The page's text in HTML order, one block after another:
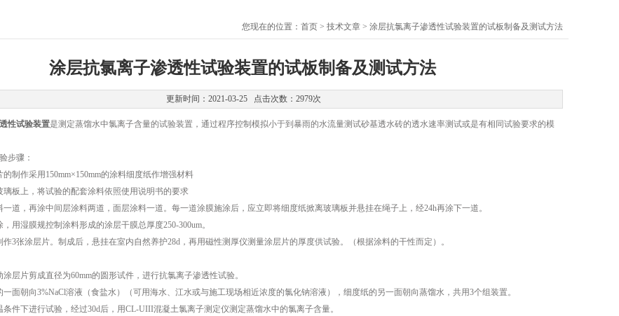
您现在的位置： 首页 > 技术文章 > 涂层抗氯离子渗透性试验装置的试板制备及测试方法
涂层抗氯离子渗透性试验装置的试板制备及测试方法
更新时间：2021-03-25 点击次数：2979次
性试验装置是测定蒸馏水中氯离子含量的试验装置，通过程序控制模拟小于到暴雨的水流量测试砂基透水砖的透水速率测试或是有相同试验要求的模
骤：
作采用150mm×150mm的涂料细度纸作增强材料
板上，将试验的配套涂料依照使用说明书的要求
，再涂中间层涂料两道，面层涂料一道。每一道涂膜施涂后，应立即将细度纸掀离玻璃板并悬挂在绳子上，经24h再涂下一道。
湿膜规控制涂料形成的涂层干膜总厚度250-300um。
张涂层片。制成后，悬挂在室内自然养护28d，再用磁性测厚仪测量涂层片的厚度供试验。（根据涂料的干性而定）。
片剪成直径为60mm的圆形试件，进行抗氯离子渗透性试验。
朝向3%NaCl溶液（食盐水）（可用海水、江水或与施工现场相近浓度的氯化钠溶液），细度纸的另一面朝向蒸馏水，共用3个组装置。
下进行试验，经过30d后，用CL-UIII混凝土氯离子测定仪测定蒸馏水中的氯离子含量。